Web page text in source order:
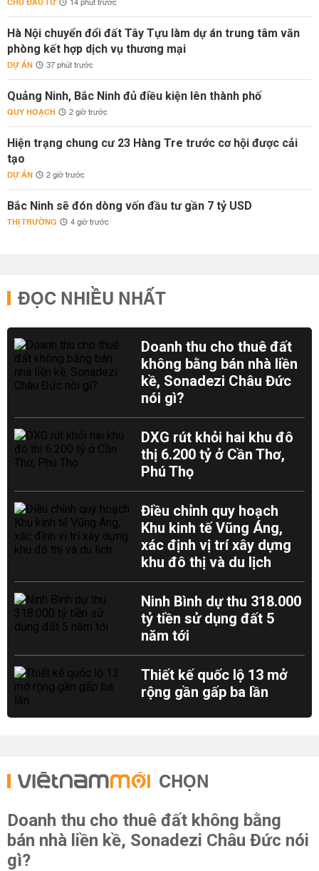
14 phút trước
Hà Nội chuyển đổi đất Tây Tựu làm dự án trung tâm văn
phòng kết hợp dịch vụ thương mại
DỰ ÁN 37 phút trước
Quảng Ninh, Bắc Ninh đủ điều kiện lên thành phố
QUY HOẠCH 2 giờ trước
Hiện trạng chung cư 23 Hàng Tre trước cơ hội được cải
tạo
DỰ ÁN 2 giờ trước
Bắc Ninh sẽ đón dòng vốn đầu tư gần 7 tỷ USD
THỊ TRƯỜNG 4 giờ trước
ĐỌC NHIỀU NHẤT
Doanh thu cho thuê đất
không bằng bán nhà liền
kề, Sonadezi Châu Đức
nói gì?
DXG rút khỏi hai khu đô
thị 6.200 tỷ ở Cần Thơ,
Phú Thọ
Điều chỉnh quy hoạch
Khu kinh tế Vũng Áng,
xác định vị trí xây dựng
khu đô thị và du lịch
Ninh Bình dự thu 318.000
tỷ tiền sử dụng đất 5
năm tới
Thiết kế quốc lộ 13 mở
rộng gần gấp ba lần
CHỌN
Doanh thu cho thuê đất không bằng
bán nhà liền kề, Sonadezi Châu Đức nói
gì?